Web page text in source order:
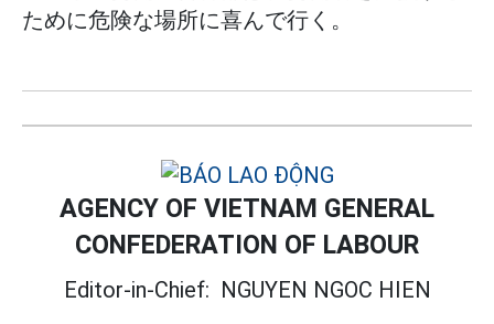
ために危険な場所に喜んで行く。
AGENCY OF VIETNAM GENERAL
CONFEDERATION OF LABOUR
Editor-in-Chief: NGUYEN NGOC HIEN